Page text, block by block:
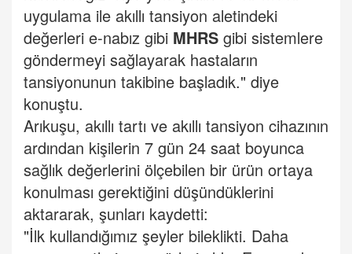
uygulama ile akıllı tansiyon aletindeki
değerleri e-nabız gibi MHRS gibi sistemlere
göndermeyi sağlayarak hastaların
tansiyonunun takibine başladık." diye
konuştu.
Arıkuşu, akıllı tartı ve akıllı tansiyon cihazının
ardından kişilerin 7 gün 24 saat boyunca
sağlık değerlerini ölçebilen bir ürün ortaya
konulması gerektiğini düşündüklerini
aktararak, şunları kaydetti:
"İlk kullandığımız şeyler bileklikti. Daha